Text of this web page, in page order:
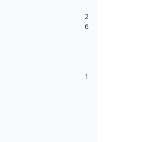
2
6
1